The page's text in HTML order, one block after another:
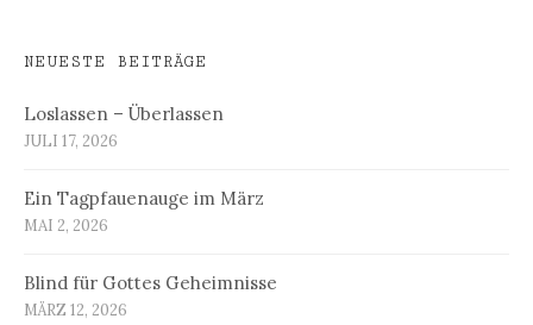
NEUESTE BEITRÄGE
Loslassen – Überlassen
JULI 17, 2026
Ein Tagpfauenauge im März
MAI 2, 2026
Blind für Gottes Geheimnisse
MÄRZ 12, 2026